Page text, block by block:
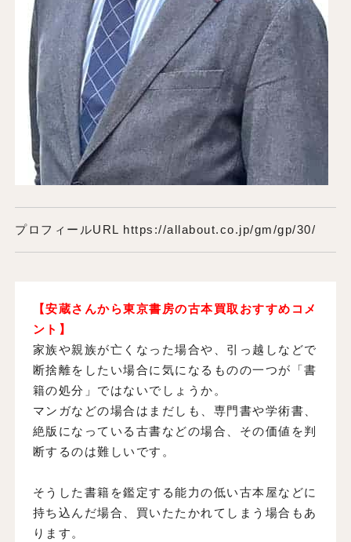
プロフィールURL https://allabout.co.jp/gm/gp/30/
【安蔵さんから東京書房の古本買取おすすめコメ
ント】
家族や親族が亡くなった場合や、引っ越しなどで
断捨離をしたい場合に気になるものの一つが「書
籍の処分」ではないでしょうか。
マンガなどの場合はまだしも、専門書や学術書、
絶版になっている古書などの場合、その価値を判
断するのは難しいです。
そうした書籍を鑑定する能力の低い古本屋などに
持ち込んだ場合、買いたたかれてしまう場合もあ
ります。